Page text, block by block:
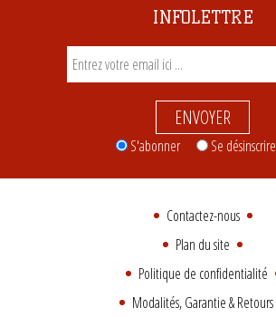
INFOLETTRE
ENVOYER
S'abonner Se désinscrire
Contactez-nous
Plan du site
Politique de confidentialité
Modalités, Garantie & Retours